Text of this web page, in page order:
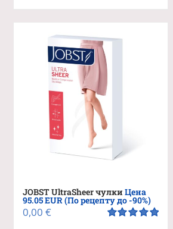
JOBST UltraSheer чулкиЦена
95.05 EUR (По рецепту до -90%)
0,00€